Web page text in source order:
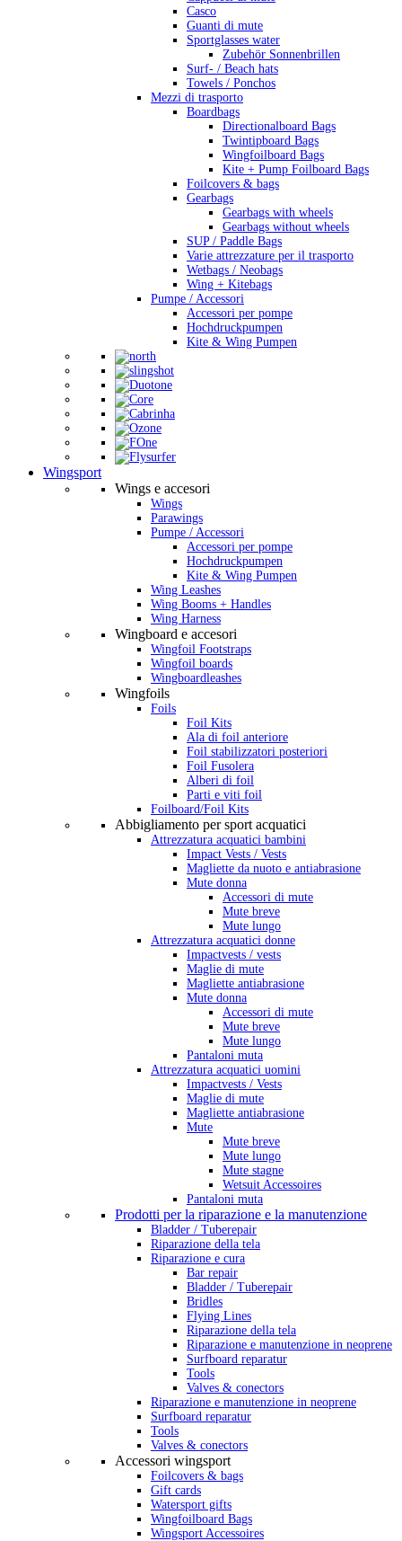
Casco
Guanti di mute
Sportglasses water
Zubehör Sonnenbrillen
Surf- / Beach hats
Towels / Ponchos
Mezzi di trasporto
Boardbags
Directionalboard Bags
Twintipboard Bags
Wingfoilboard Bags
Kite + Pump Foilboard Bags
Foilcovers & bags
Gearbags
Gearbags with wheels
Gearbags without wheels
SUP / Paddle Bags
Varie attrezzature per il trasporto
Wetbags / Neobags
Wing + Kitebags
Pumpe / Accessori
Accessori per pompe
Hochdruckpumpen
Kite & Wing Pumpen
Wingsport
Wings e accesori
Wings
Parawings
Pumpe / Accessori
Accessori per pompe
Hochdruckpumpen
Kite & Wing Pumpen
Wing Leashes
Wing Booms + Handles
Wing Harness
Wingboard e accesori
Wingfoil Footstraps
Wingfoil boards
Wingboardleashes
Wingfoils
Foils
Foil Kits
Ala di foil anteriore
Foil stabilizzatori posteriori
Foil Fusolera
Alberi di foil
Parti e viti foil
Foilboard/Foil Kits
Abbigliamento per sport acquatici
Attrezzatura acquatici bambini
Impact Vests / Vests
Magliette da nuoto e antiabrasione
Mute donna
Accessori di mute
Mute breve
Mute lungo
Attrezzatura acquatici donne
Impactvests / vests
Maglie di mute
Magliette antiabrasione
Mute donna
Accessori di mute
Mute breve
Mute lungo
Pantaloni muta
Attrezzatura acquatici uomini
Impactvests / Vests
Maglie di mute
Magliette antiabrasione
Mute
Mute breve
Mute lungo
Mute stagne
Wetsuit Accessoires
Pantaloni muta
Prodotti per la riparazione e la manutenzione
Bladder / Tuberepair
Riparazione della tela
Riparazione e cura
Bar repair
Bladder / Tuberepair
Bridles
Flying Lines
Riparazione della tela
Riparazione e manutenzione in neoprene
Surfboard reparatur
Tools
Valves & conectors
Riparazione e manutenzione in neoprene
Surfboard reparatur
Tools
Valves & conectors
Accessori wingsport
Foilcovers & bags
Gift cards
Watersport gifts
Wingfoilboard Bags
Wingsport Accessoires